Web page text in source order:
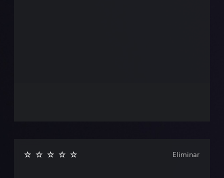
Eliminar